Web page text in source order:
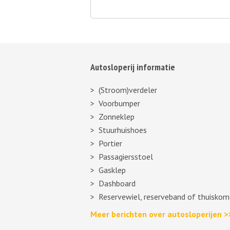
Autosloperij informatie
(Stroom)verdeler
Voorbumper
Zonneklep
Stuurhuishoes
Portier
Passagiersstoel
Gasklep
Dashboard
Reservewiel, reserveband of
Meer berichten over autosloperijen